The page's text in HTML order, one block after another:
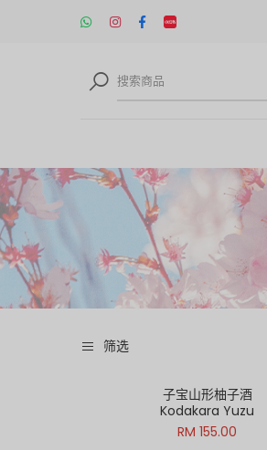
筛选
子宝山形柚子酒
Kodakara Yuzu
RM 155.00